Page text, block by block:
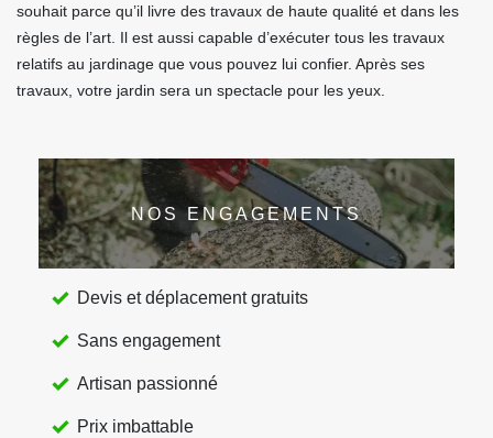
souhait parce qu’il livre des travaux de haute qualité et dans les
règles de l’art. Il est aussi capable d’exécuter tous les travaux
relatifs au jardinage que vous pouvez lui confier. Après ses
travaux, votre jardin sera un spectacle pour les yeux.
NOS ENGAGEMENTS
Devis et déplacement gratuits
Sans engagement
Artisan passionné
Prix imbattable